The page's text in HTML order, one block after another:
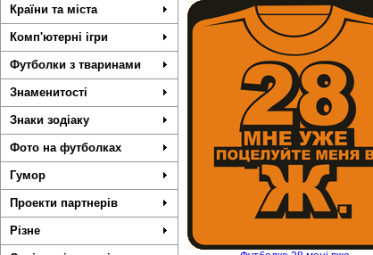
Країни та міста
Комп'ютерні ігри
Футболки з тваринами
Знаменитості
Знаки зодіаку
Фото на футболках
Гумор
Проекти партнерів
Різне